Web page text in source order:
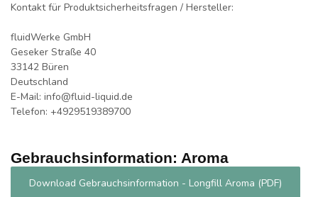
Kontakt für Produktsicherheitsfragen / Hersteller:
fluidWerke GmbH
Geseker Straße 40
33142 Büren
Deutschland
E-Mail: info@fluid-liquid.de
Telefon: +4929519389700
Gebrauchsinformation: Aroma
Download Gebrauchsinformation - Longfill Aroma (PDF)